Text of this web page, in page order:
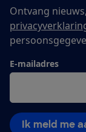
Ontvang
E-mailadres
Ik meld me